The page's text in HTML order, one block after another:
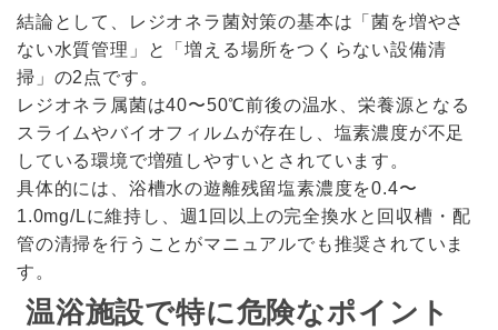
結論として、レジオネラ菌対策の基本は「菌を増やさ
ない水質管理」と「増える場所をつくらない設備清
掃」の2点です。
レジオネラ属菌は40〜50℃前後の温水、栄養源となる
スライムやバイオフィルムが存在し、塩素濃度が不足
している環境で増殖しやすいとされています。
具体的には、浴槽水の遊離残留塩素濃度を0.4〜
1.0mg/Lに維持し、週1回以上の完全換水と回収槽・配
管の清掃を行うことがマニュアルでも推奨されていま
す。
温浴施設で特に危険なポイント